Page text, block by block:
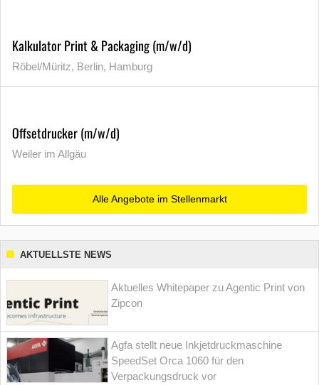
Kalkulator Print & Packaging (m/w/d)
Röbel/Müritz, Berlin, Hamburg
Offsetdrucker (m/w/d)
Weiler im Allgäu
Alle Angebote im Stellenmarkt
AKTUELLSTE NEWS
Aktuelles Whitepaper zu Agentic Print von
Zipcon
Agfa stellt neue Inkjetdruckmaschine
SpeedSet Orca 1060 für den
Verpackungsdruck vor